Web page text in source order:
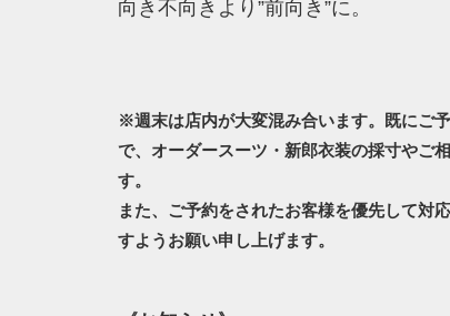
向き不向きより”前向き”に。
※週末は店内が大変混み合います。既にご
で、オーダースーツ・新郎衣装の採寸やご
す。
また、ご予約をされたお客様を優先して対
すようお願い申し上げます。